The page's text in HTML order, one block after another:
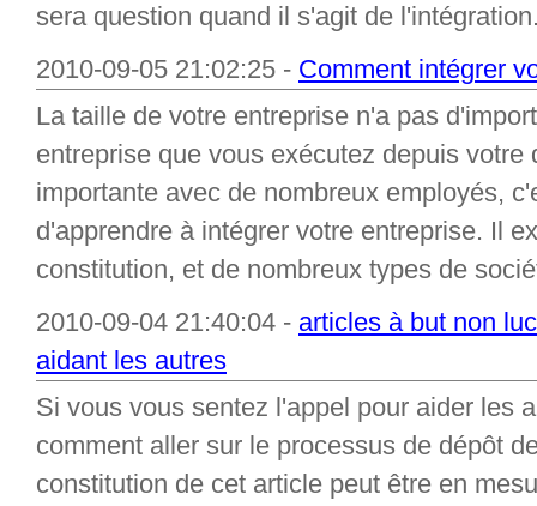
sera question quand il s'agit de
2010-09-05 21:02:25 - Comment intégrer
La taille de votre entreprise n'a pas
entreprise que vous exécutez depuis
importante avec de nombreux employés,
d'apprendre à intégrer votre entreprise. Il
constitution, et de nombreux types de
2010-09-04 21:40:04 - articles à but non
aidant les autres
Si vous vous sentez l'appel pour aider les
comment aller sur le processus de dépôt
constitution de cet article peut être en